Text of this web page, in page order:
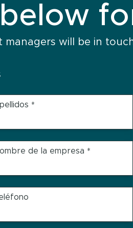
managers will be in
*
de la empresa *